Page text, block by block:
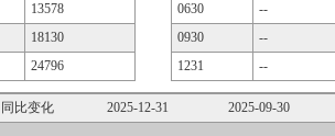
13578
18130
24796
0630
--
0930
--
1231
--
同比变化 2025-12-31 2025-09-30